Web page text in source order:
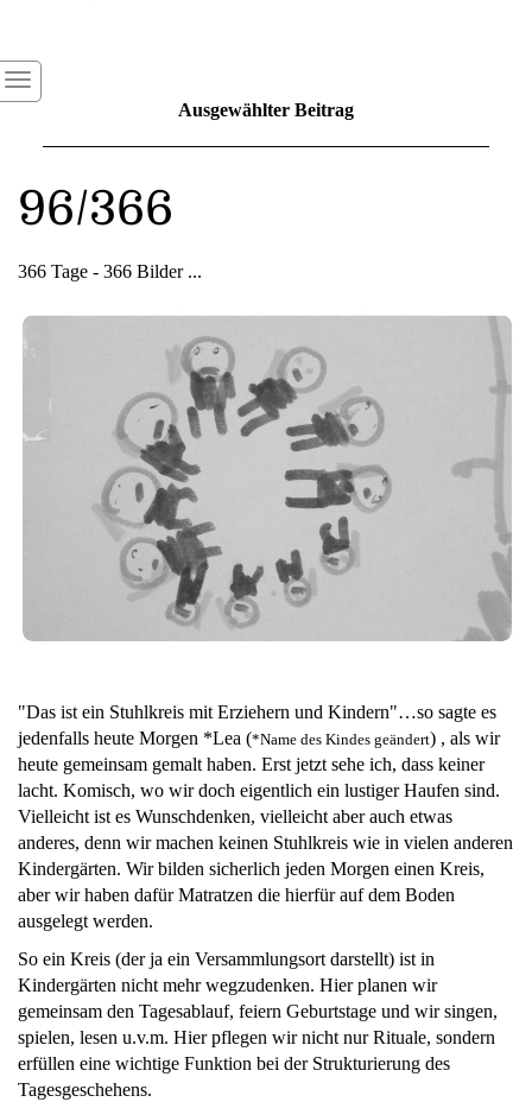
Ausgewählter Beitrag
96/366
366 Tage - 366 Bilder ...
"Das ist ein Stuhlkreis mit Erziehern und Kindern"…so sagte es
jedenfalls heute Morgen *Lea (*Name des Kindes geändert) , als wir
heute gemeinsam gemalt haben. Erst jetzt sehe ich, dass keiner
lacht. Komisch, wo wir doch eigentlich ein lustiger Haufen sind.
Vielleicht ist es Wunschdenken, vielleicht aber auch etwas
anderes, denn wir machen keinen Stuhlkreis wie in vielen anderen
Kindergärten. Wir bilden sicherlich jeden Morgen einen Kreis,
aber wir haben dafür Matratzen die hierfür auf dem Boden
ausgelegt werden.
So ein Kreis (der ja ein Versammlungsort darstellt) ist in
Kindergärten nicht mehr wegzudenken. Hier planen wir
gemeinsam den Tagesablauf, feiern Geburtstage und wir singen,
spielen, lesen u.v.m. Hier pflegen wir nicht nur Rituale, sondern
erfüllen eine wichtige Funktion bei der Strukturierung des
Tagesgeschehens.